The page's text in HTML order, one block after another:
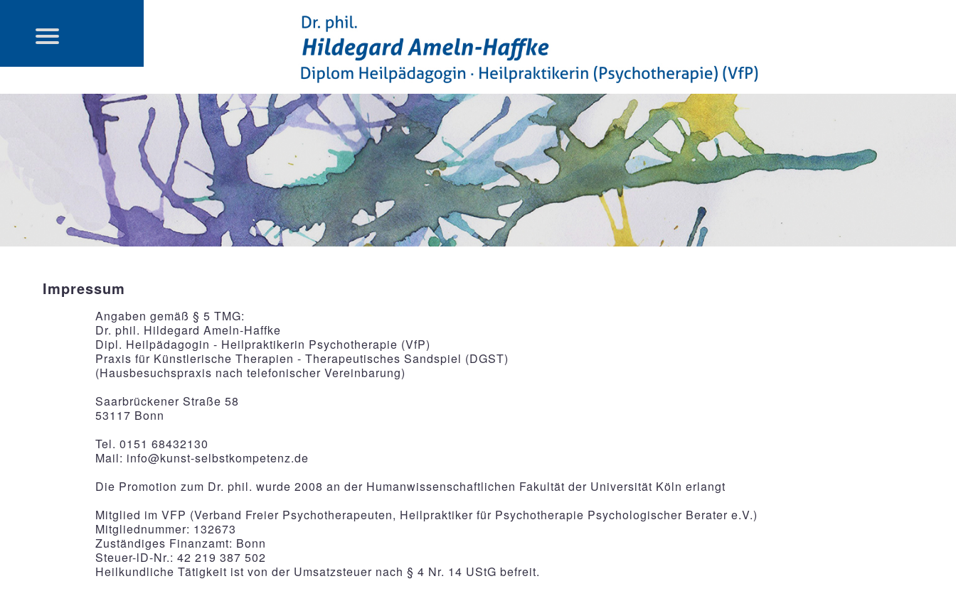
Impressum
Angaben gemäß § 5 TMG:
Dr. phil. Hildegard Ameln-Haffke
Dipl. Heilpädagogin - Heilpraktikerin Psychotherapie (VfP)
Praxis für Künstlerische Therapien - Therapeutisches Sandspiel (DGST)
(Hausbesuchspraxis nach telefonischer Vereinbarung)
Saarbrückener Straße 58
53117 Bonn
Tel. 0151 68432130
Mail: info@kunst-selbstkompetenz.de
Die Promotion zum Dr. phil. wurde 2008 an der Humanwissenschaftlichen Fakultät der Universität Köln erlangt
Mitglied im VFP (Verband Freier Psychotherapeuten, Heilpraktiker für Psychotherapie Psychologischer Berater e.V.)
Mitgliednummer: 132673
Zuständiges Finanzamt: Bonn
Steuer-lD-Nr.: 42 219 387 502
Heilkundliche Tätigkeit ist von der Umsatzsteuer nach § 4 Nr. 14 UStG befreit.